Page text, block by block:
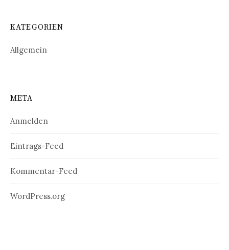
KATEGORIEN
Allgemein
META
Anmelden
Eintrags-Feed
Kommentar-Feed
WordPress.org